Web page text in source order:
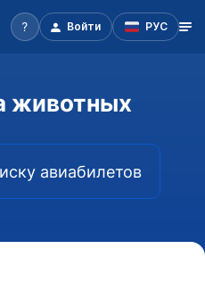
Войти РУС
животных
авиабилетов